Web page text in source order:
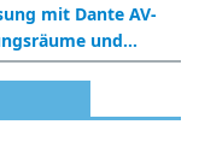
mit Dante AV-
und